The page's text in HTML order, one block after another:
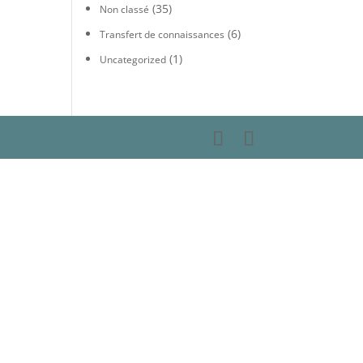
Non classé (35)
Transfert de connaissances (6)
Uncategorized (1)